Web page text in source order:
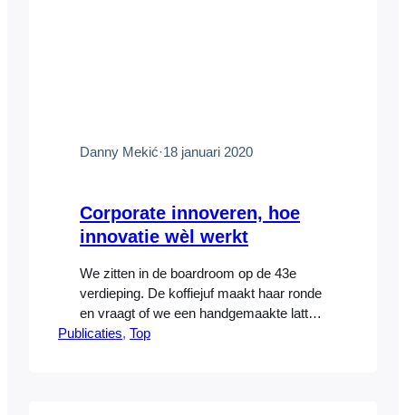
Danny Mekić·18 januari 2020
Corporate innoveren, hoe
innovatie wèl werkt
We zitten in de boardroom op de 43e
verdieping. De koffiejuf maakt haar ronde
en vraagt of we een handgemaakte latte
macchiato gemaakt van Illy-bonen willen.
Publicaties, Top